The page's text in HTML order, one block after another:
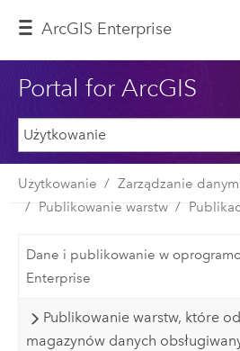
ArcGIS Enterprise
Portal for ArcGIS
Użytkowanie
Zarządzanie
Publikowanie warstw
Dane i publikowanie w
Enterprise
Publikowanie warstw, które
magazynów danych